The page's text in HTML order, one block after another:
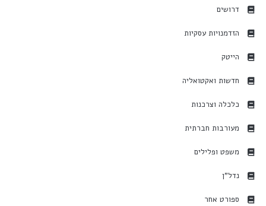
דרושים
הזדמנויות עסקיות
הייטק
חדשות ואקטואליה
כלכלה וצרכנות
מעורבות חברתית
משפט ופלילים
נדל"ן
ספורט אחר